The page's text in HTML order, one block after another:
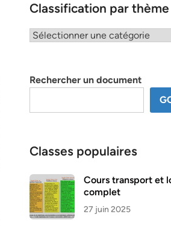
Classification par thème
Classification
Rechercher un document
Classes populaires
Cours transport et
complet
27 juin 2025